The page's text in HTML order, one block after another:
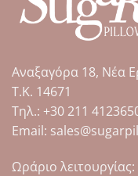
Αναξαγόρα 18, Νέα
Τ.Κ. 14671
Tηλ.: +30 211
Email:
Ωράριο